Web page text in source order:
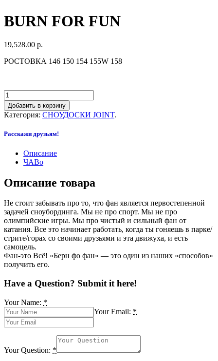
BURN FOR FUN
19,528.00 р.
РОСТОВКА 146 150 154 155W 158
Добавить в корзину
Категория: СНОУДОСКИ JOINT.
Расскажи друзьям!
Описание
ЧАВо
Описание товара
Не стоит забывать про то, что фан является первостепенной
задачей сноубординга. Мы не про спорт. Мы не про
олимпийские игры. Мы про чистый и сильный фан от
катания. Все это начинает работать, когда ты гоняешь в парке/
стрите/горах со своими друзьями и эта движуха, и есть
самоцель.
Фан-это Всё! «Берн фо фан» — это один из наших «способов»
получить его.
Have a Question? Submit it here!
Your Name: *
Your Email: *
Your Question: *